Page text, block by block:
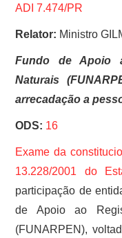
ADI 7.474/PR
Relator: Ministro
Fundo de Apoio
Naturais
arrecadação a
ODS: 16
Exame da
13.228/2001 do
participação de
de Apoio ao
(FUNARPEN),